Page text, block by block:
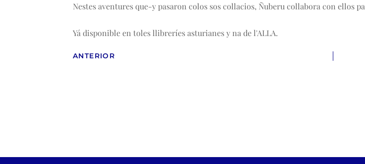
Nestes aventures que-y pasaron colos sos collacios, Ñuberu collabora con ellos
Yá disponible en toles llibreríes asturianes y na de l'ALLA.
ANTERIOR